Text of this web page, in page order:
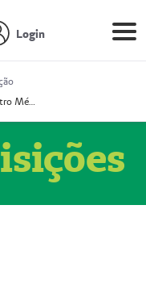
Login
Prestador Centro Médico Vitória Ltda, 51004350-4: Centro Médico Vitória Ltda (Nome Fantasia: Policlínica Master)